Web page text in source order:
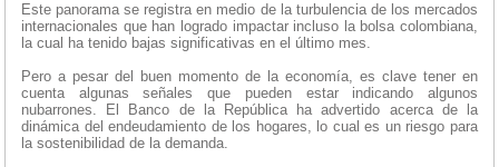
Este panorama se registra en medio de la turbulencia de los mercados
internacionales que han logrado impactar incluso la bolsa colombiana,
la cual ha tenido bajas significativas en el último mes.
Pero a pesar del buen momento de la economía, es clave tener en
cuenta algunas señales que pueden estar indicando algunos
nubarrones. El Banco de la República ha advertido acerca de la
dinámica del endeudamiento de los hogares, lo cual es un riesgo para
la sostenibilidad de la demanda.